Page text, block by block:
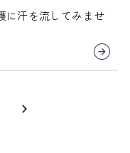
に汗を流してみませ